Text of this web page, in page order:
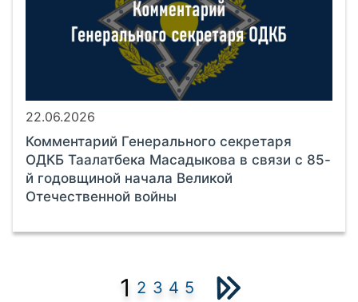
22.06.2026
Комментарий Генерального секретаря
ОДКБ Таалатбека Масадыкова в связи с 85-
й годовщиной начала Великой
Отечественной войны
1 2 3 4 5